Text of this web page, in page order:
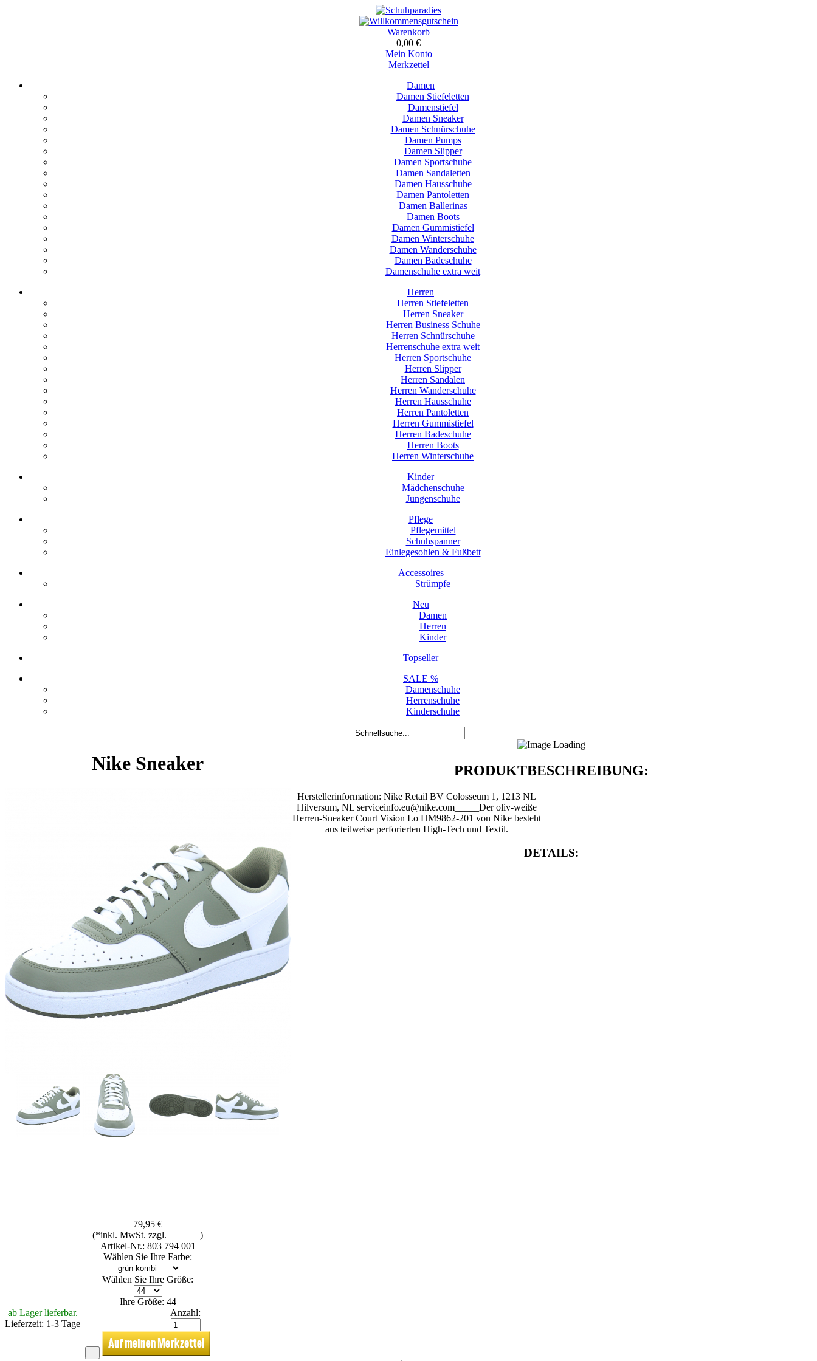
Warenkorb
0,00 €
Mein Konto
Merkzettel
Damen
Damen Stiefeletten
Damenstiefel
Damen Sneaker
Damen Schnürschuhe
Damen Pumps
Damen Slipper
Damen Sportschuhe
Damen Sandaletten
Damen Hausschuhe
Damen Pantoletten
Damen Ballerinas
Damen Boots
Damen Gummistiefel
Damen Winterschuhe
Damen Wanderschuhe
Damen Badeschuhe
Damenschuhe extra weit
Herren
Herren Stiefeletten
Herren Sneaker
Herren Business Schuhe
Herren Schnürschuhe
Herrenschuhe extra weit
Herren Sportschuhe
Herren Slipper
Herren Sandalen
Herren Wanderschuhe
Herren Hausschuhe
Herren Pantoletten
Herren Gummistiefel
Herren Badeschuhe
Herren Boots
Herren Winterschuhe
Kinder
Mädchenschuhe
Jungenschuhe
Pflege
Pflegemittel
Schuhspanner
Einlegesohlen & Fußbett
Accessoires
Strümpfe
Neu
Damen
Herren
Kinder
Topseller
SALE %
Damenschuhe
Herrenschuhe
Kinderschuhe
Nike Sneaker
79,95 €
(*inkl. MwSt. zzgl.
)
Artikel-Nr.: 803 794 001
Wählen Sie Ihre Farbe:
Wählen Sie Ihre Größe:
Ihre Größe: 44
ab Lager lieferbar.
Lieferzeit: 1-3 Tage
Anzahl:
PRODUKTBESCHREIBUNG:
Herstellerinformation: Nike Retail BV Colosseum 1, 1213 NL
Hilversum, NL serviceinfo.eu@nike.com_____Der oliv-weiße
Herren-Sneaker Court Vision Lo HM9862-201 von Nike besteht
aus teilweise perforierten High-Tech und Textil.
DETAILS: